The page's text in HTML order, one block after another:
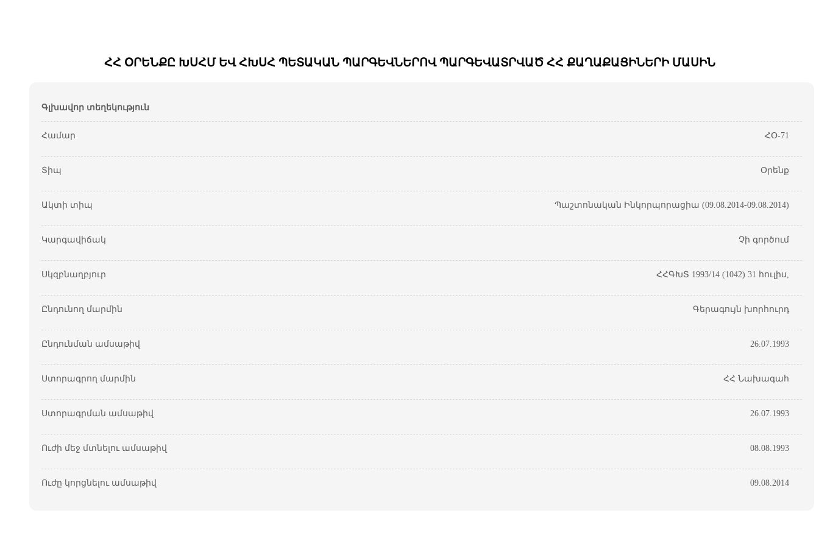
ՀՀ ՕՐԵՆՔԸ ԽՍՀՄ ԵՎ ՀԽՍՀ ՊԵՏԱԿԱՆ ՊԱՐԳԵՎՆԵՐՈՎ ՊԱՐԳԵՎԱՏՐՎԱԾ ՀՀ ՔԱՂԱՔԱՑԻՆԵՐԻ ՄԱՍԻՆ
Գլխավոր տեղեկություն
Համար ՀՕ-71
Տիպ Օրենք
Ակտի տիպ Պաշտոնական Ինկորպորացիա (09.08.2014-09.08.2014)
Կարգավիճակ Չի գործում
Սկզբնաղբյուր ՀՀԳԽՏ 1993/14 (1042) 31 հուլիս,
Ընդունող մարմին Գերագույն խորհուրդ
Ընդունման ամսաթիվ 26.07.1993
Ստորագրող մարմին ՀՀ Նախագահ
Ստորագրման ամսաթիվ 26.07.1993
Ուժի մեջ մտնելու ամսաթիվ 08.08.1993
Ուժը կորցնելու ամսաթիվ 09.08.2014